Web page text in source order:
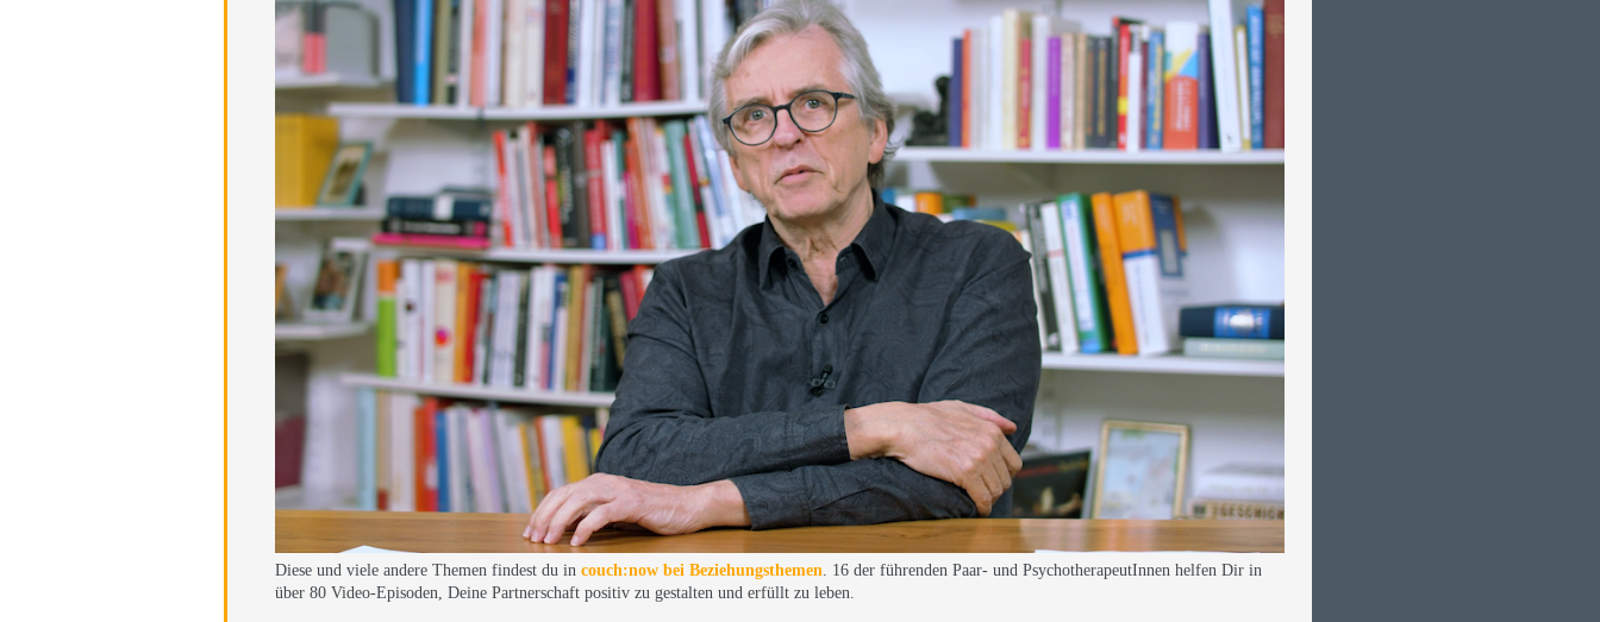
Diese und viele andere Themen findest du incouch:now bei Beziehungsthemen. 16 der führenden Paar- und PsychotherapeutInnen helfen Dir in
über 80 Video-Episoden, Deine Partnerschaft positiv zu gestalten und erfüllt zu leben.